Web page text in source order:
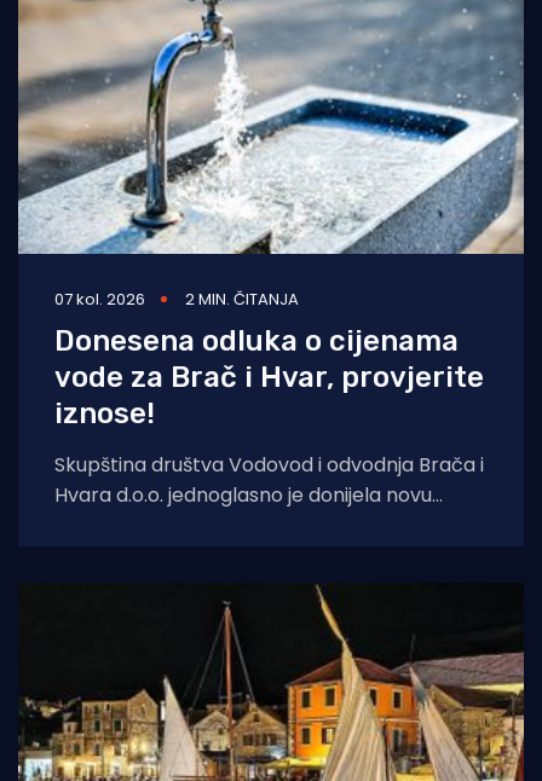
07 kol. 2026 2 MIN. ČITANJA
Donesena odluka o cijenama
vode za Brač i Hvar, provjerite
iznose!
Skupština društva Vodovod i odvodnja Brača i
Hvara d.o.o. jednoglasno je donijela novu